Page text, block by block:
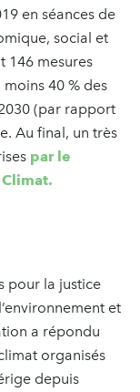
en séances de
social et
146 mesures
moins 40 % des
(par rapport
Au final, un très
par le
pour la justice
et
a répondu
organisés
depuis